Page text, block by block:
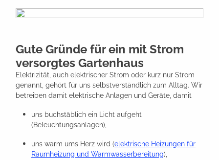
Gute Gründe für ein mit Strom
versorgtes Gartenhaus
Elektrizität, auch elektrischer Strom oder kurz nur Strom
genannt, gehört für uns selbstverständlich zum Alltag. Wir
betreiben damit elektrische Anlagen und Geräte, damit
uns buchstäblich ein Licht aufgeht
(Beleuchtungsanlagen),
uns warm ums Herz wird (elektrische Heizungen für
Raumheizung und Warmwasserbereitung),